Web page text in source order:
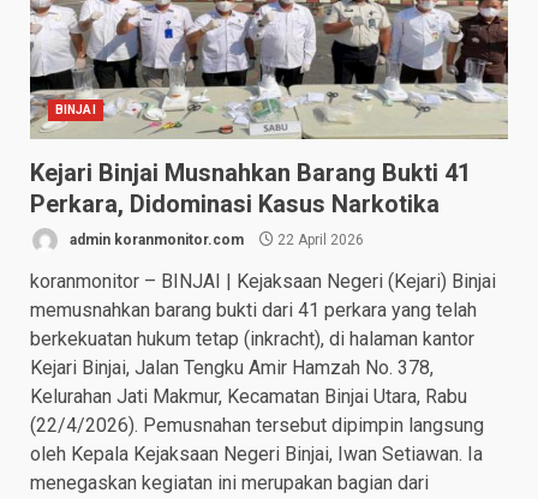
BINJAI
Kejari Binjai Musnahkan Barang Bukti 41
Perkara, Didominasi Kasus Narkotika
admin koranmonitor.com 22 April 2026
koranmonitor – BINJAI | Kejaksaan Negeri (Kejari) Binjai
memusnahkan barang bukti dari 41 perkara yang telah
berkekuatan hukum tetap (inkracht), di halaman kantor
Kejari Binjai, Jalan Tengku Amir Hamzah No. 378,
Kelurahan Jati Makmur, Kecamatan Binjai Utara, Rabu
(22/4/2026). Pemusnahan tersebut dipimpin langsung
oleh Kepala Kejaksaan Negeri Binjai, Iwan Setiawan. Ia
menegaskan kegiatan ini merupakan bagian dari